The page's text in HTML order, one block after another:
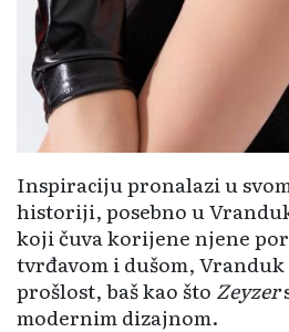
Inspiraciju pronalazi u
historiji, posebno u
koji čuva korijene njene
tvrđavom i dušom, Vranduk
prošlost, baš kao što Zeyzer
modernim dizajnom.